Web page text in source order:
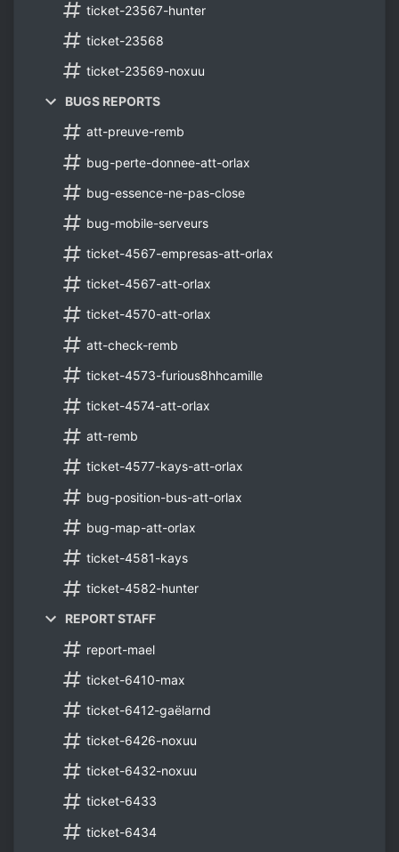
ticket-23567-hunter
ticket-23568
ticket-23569-noxuu
BUGS REPORTS
att-preuve-remb
bug-perte-donnee-att-orlax
bug-essence-ne-pas-close
bug-mobile-serveurs
ticket-4567-empresas-att-orlax
ticket-4567-att-orlax
ticket-4570-att-orlax
att-check-remb
ticket-4573-furious8hhcamille
ticket-4574-att-orlax
att-remb
ticket-4577-kays-att-orlax
bug-position-bus-att-orlax
bug-map-att-orlax
ticket-4581-kays
ticket-4582-hunter
REPORT STAFF
report-mael
ticket-6410-max
ticket-6412-gaëlarnd
ticket-6426-noxuu
ticket-6432-noxuu
ticket-6433
ticket-6434